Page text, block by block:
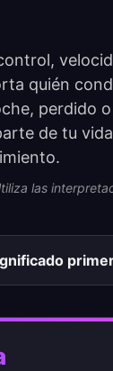
quién
perdido
de tu
las